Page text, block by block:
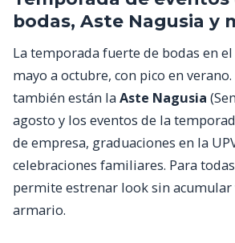
bodas, Aste Nagusia y
La temporada fuerte de bodas en el
mayo a octubre, con pico en
también están la Aste Nagusia
agosto y los eventos de la
de empresa, graduaciones en la
celebraciones familiares. Para
permite estrenar look sin acumular
armario.